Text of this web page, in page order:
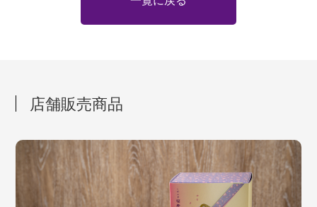
店舗販売商品